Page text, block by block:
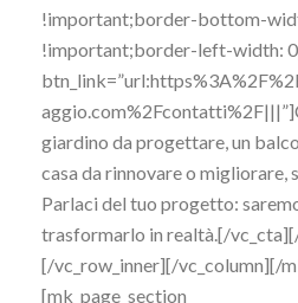
!important;border-bottom-
!important;border-left-width:
giardino da progettare, un
casa da rinnovare o migliorare,
Parlaci del tuo progetto:
trasformarlo in realtà.[/
[/vc_row_inner][/vc_column][/
[mk_page_section